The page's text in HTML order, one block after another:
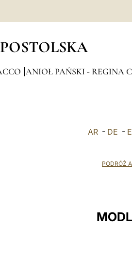
ANIOŁ PAŃSKI - REGINA
AR - DE -
PODRÓŻ